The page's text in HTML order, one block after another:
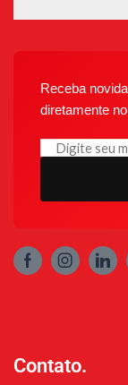
Receba
diretamente
Contato.